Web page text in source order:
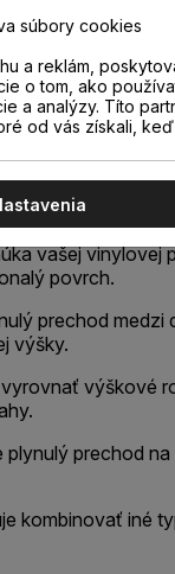
podlahy,
krytín
podlahy alebo
vašej vinylovej
povrch.
prechod medzi
výšky.
výškové
prechod na
kombinovať iné
súbory cookies
a reklám,
o tom, ako
a analýzy. Títo
od vás získali,